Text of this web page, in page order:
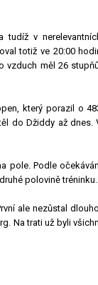
v
totiž ve 20:00
vzduch měl 26
který porazil o
do Džiddy až dnes.
pole. Podle
polovině tréninku.
ale nezůstal
Na trati už byli